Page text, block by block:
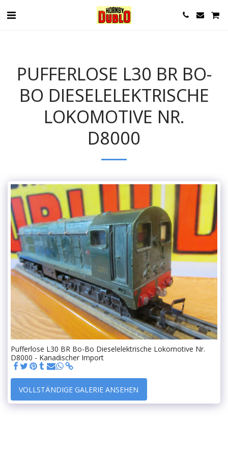
PUFFERLOSE L30 BR BO-
BO DIESELELEKTRISCHE
LOKOMOTIVE NR.
D8000
Pufferlose L30 BR Bo-Bo Dieselelektrische Lokomotive Nr.
D8000 - Kanadischer Import
VOLLSTÄNDIGE GALERIE ANSEHEN